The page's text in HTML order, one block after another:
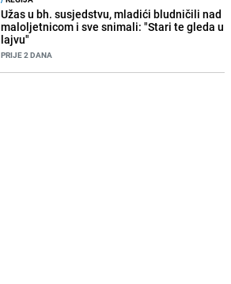
Užas u bh. susjedstvu, mladići bludničili nad
maloljetnicom i sve snimali: "Stari te gleda u
lajvu"
PRIJE 2 DANA